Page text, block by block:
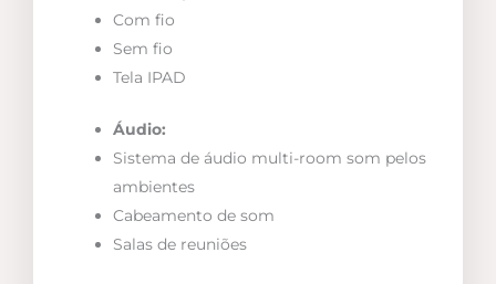
Com fio
Sem fio
Tela IPAD
Áudio:
Sistema de áudio multi-room som pelos
ambientes
Cabeamento de som
Salas de reuniões